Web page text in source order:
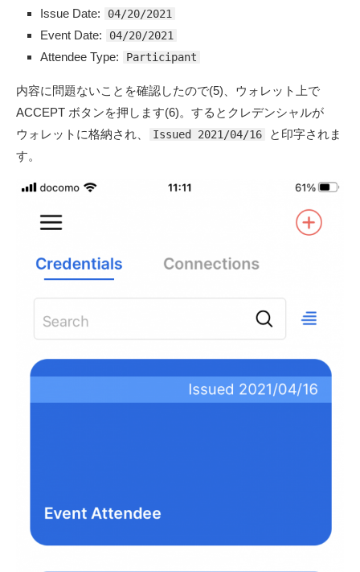
Issue Date: 04/20/2021
Event Date: 04/20/2021
Attendee Type: Participant
内容に問題ないことを確認したので(5)、ウォレット上で
ACCEPT ボタンを押します(6)。するとクレデンシャルが
ウォレットに格納され、
Issued 2021/04/16
と印字されま
す。